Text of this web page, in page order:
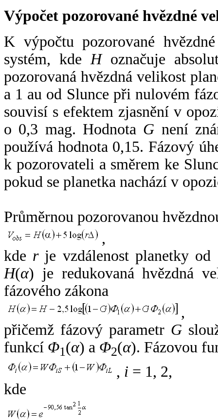
Výpočet pozorované hvězdné
K výpočtu pozorované
systém, kde Hoznačuje
pozorovaná hvězdná velikost
a 1 au od Slunce při nulovém
souvisí s efektem zjasnění v
o 0,3 mag. Hodnota G není
používá hodnota 0,15. Fázový
k pozorovateli a směrem ke
pokud se planetka nachází v
Průměrnou pozorovanou
,
kde rje vzdálenost planetky od
H(α) je redukovaná hvězdná
fázového zákona
,
přičemž fázový parametr G
funkcí Φ1(α) a Φ2(α). Fázovou
, i = 1, 2,
kde